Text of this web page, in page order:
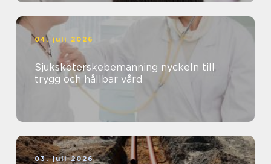
04. juli 2026
Sjuksköterskebemanning nyckeln till
trygg och hållbar vård
03. juli 2026